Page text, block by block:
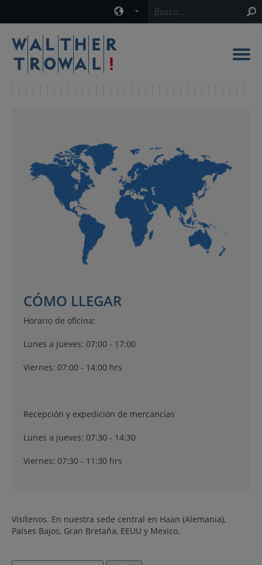
CÓMO LLEGAR
Horario de oficina:
Lunes a jueves: 07:00 - 17:00
Viernes: 07:00 - 14:00 hrs
Recepción y expedición de mercancías
Lunes a jueves: 07:30 - 14:30
Viernes: 07:30 - 11:30 hrs
Visítenos. En nuestra sede central en Haan (Alemania),
Países Bajos, Gran Bretaña, EEUU y Mexico.